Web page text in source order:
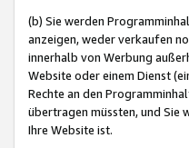
(b) Sie werden
anzeigen, weder verkaufen
innerhalb von Werbung
Website oder einem Dienst
Rechte an den
übertragen müssten, und Sie
Ihre Website ist.